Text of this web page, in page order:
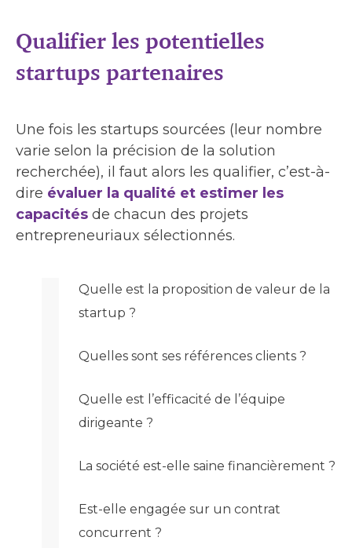
Qualifier les potentielles
startups partenaires
Une fois les startups sourcées (leur nombre
varie selon la précision de la solution
recherchée), il faut alors les qualifier, c’est-à-
dire évaluer la qualité et estimer les
capacités de chacun des projets
entrepreneuriaux sélectionnés.
Quelle est la proposition de valeur de la
startup ?
Quelles sont ses références clients ?
Quelle est l’efficacité de l’équipe
dirigeante ?
La société est-elle saine financièrement ?
Est-elle engagée sur un contrat
concurrent ?